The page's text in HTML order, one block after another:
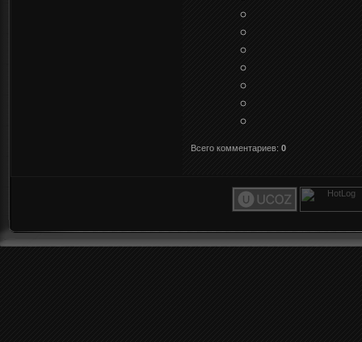
Всего комментариев: 0